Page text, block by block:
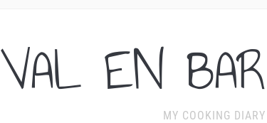
VAL EN
MY COOKING DIARY